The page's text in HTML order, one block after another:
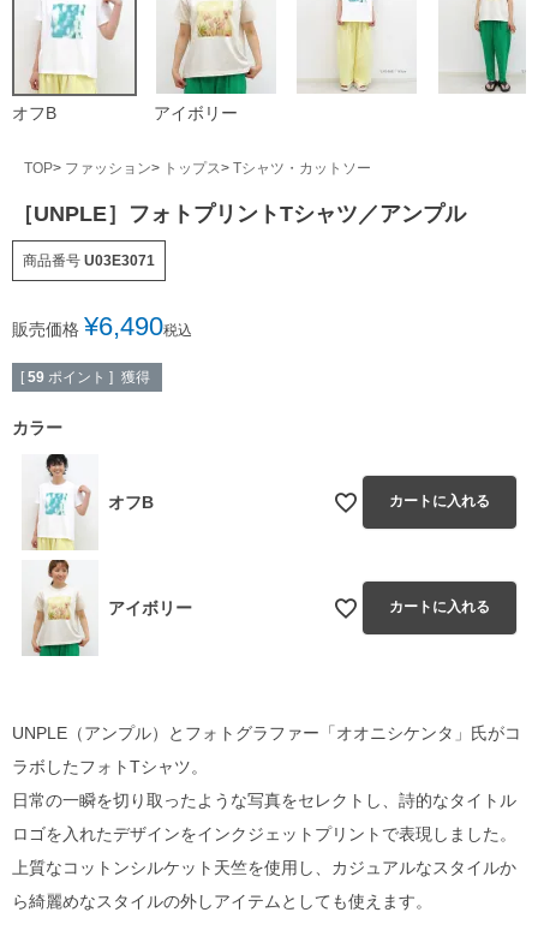
オフB アイボリー
TOP ファッション トップス Tシャツ・カットソー
［UNPLE］フォトプリントTシャツ／アンプル
商品番号 U03E3071
販売価格 ¥6,490税込
[ 59 ポイント ] 獲得
カラー
オフB カートに入れる
アイボリー カートに入れる
UNPLE（アンプル）とフォトグラファー「オオニシケンタ」氏がコ
ラボしたフォトTシャツ。
日常の一瞬を切り取ったような写真をセレクトし、詩的なタイトル
ロゴを入れたデザインをインクジェットプリントで表現しました。
上質なコットンシルケット天竺を使用し、カジュアルなスタイルか
ら綺麗めなスタイルの外しアイテムとしても使えます。